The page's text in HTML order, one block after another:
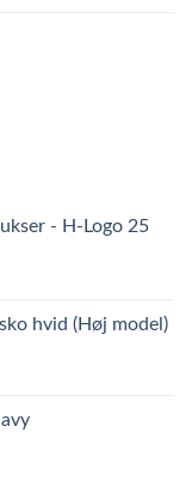
- H-Logo 25
hvid (Høj model)